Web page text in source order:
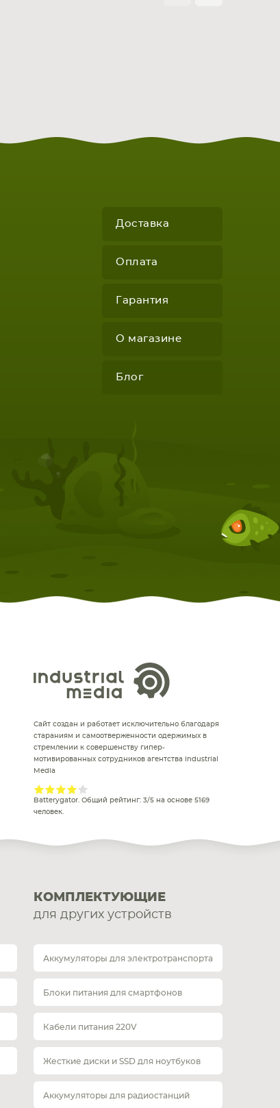
Доставка
Оплата
Гарантия
О магазине
Блог
Сайт создан и работает исключительно благодаря
стараниям и самоотверженности одержимых в
стремлении к совершенству гипер-
мотивированных сотрудников агентства Industrial
Media
Batterygator. Общий рейтинг: 3/5 на основе 5169
человек.
КОМПЛЕКТУЮЩИЕ
для других устройств
Аккумуляторы для электротранспорта
Блоки питания для смартфонов
Кабели питания 220V
Жесткие диски и SSD для ноутбуков
Аккумуляторы для радиостанций